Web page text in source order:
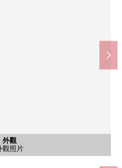
外觀
觀照片
客廳
客廳
卧室
設備
其他
設備
廚房
廚房
共汽車
陽台
洗臉
洗臉
廁所
設備
其他
設備
其他
設備
外觀
觀照片
道路的外觀
路(幅員:約10.9m)
道路的外觀
路(幅員:約10.9m)
停車場
車位
外觀
觀照片
外觀
觀照片
外觀
觀照片
外觀
觀照片
客廳
客廳
卧室
客廳
客廳
客廳
門口
陽台
其他
設備
學(約530m)
行7分鐘
學(約460m)
行6分鐘
麻生北店(約630m)
行8分鐘
札幌北店(約260m)
行4分鐘
條郵局(約630m)
行8分鐘